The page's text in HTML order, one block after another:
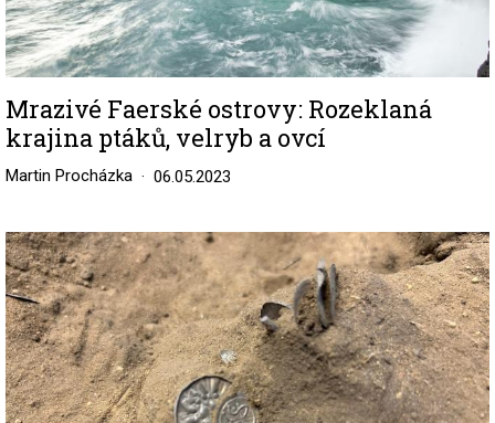
Mrazivé Faerské ostrovy: Rozeklaná
krajina ptáků, velryb a ovcí
Martin Procházka 06.05.2023
Image